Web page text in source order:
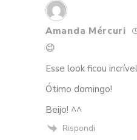
Amanda Mércuri
😉
Esse look ficou
Ótimo domingo!
Beijo! ^^
Rispondi